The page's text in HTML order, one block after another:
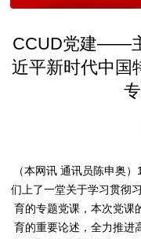
CCUD党建——
近平新时代中国
（本网讯 通讯员陈申奥
们上了一堂关于学习贯彻
育的专题党课，本次党课
育的重要论述，全力推进